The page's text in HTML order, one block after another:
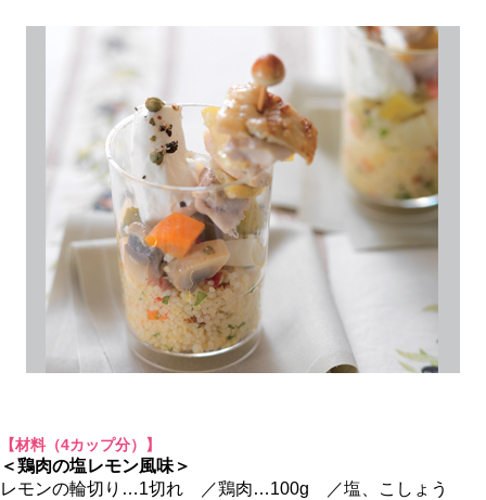
【材料（4カップ分）】
＜鶏肉の塩レモン風味＞
レモンの輪切り…1切れ ／鶏肉…100g ／塩、こしょう